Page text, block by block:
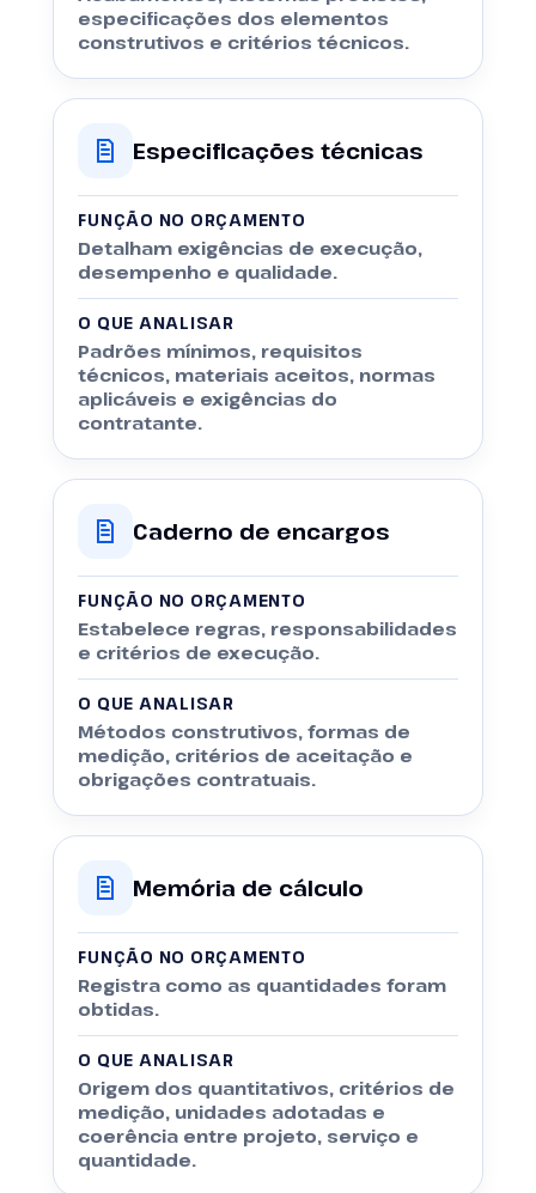
especificações dos elementos
construtivos e critérios técnicos.
Especificações técnicas
FUNÇÃO NO ORÇAMENTO
Detalham exigências de execução,
desempenho e qualidade.
O QUE ANALISAR
Padrões mínimos, requisitos
técnicos, materiais aceitos, normas
aplicáveis e exigências do
contratante.
Caderno de encargos
FUNÇÃO NO ORÇAMENTO
Estabelece regras, responsabilidades
e critérios de execução.
O QUE ANALISAR
Métodos construtivos, formas de
medição, critérios de aceitação e
obrigações contratuais.
Memória de cálculo
FUNÇÃO NO ORÇAMENTO
Registra como as quantidades foram
obtidas.
O QUE ANALISAR
Origem dos quantitativos, critérios de
medição, unidades adotadas e
coerência entre projeto, serviço e
quantidade.